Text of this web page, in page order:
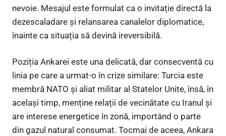
nevoie. Mesajul este formulat ca o invitație directă la
dezescaladare și relansarea canalelor diplomatice,
înainte ca situația să devină ireversibilă.
Poziția Ankarei este una delicată, dar consecventă cu
linia pe care a urmat-o în crize similare: Turcia este
membră NATO și aliat militar al Statelor Unite, însă, în
același timp, menține relații de vecinătate cu Iranul și
are interese energetice în zonă, importând o parte
din gazul natural consumat. Tocmai de aceea, Ankara